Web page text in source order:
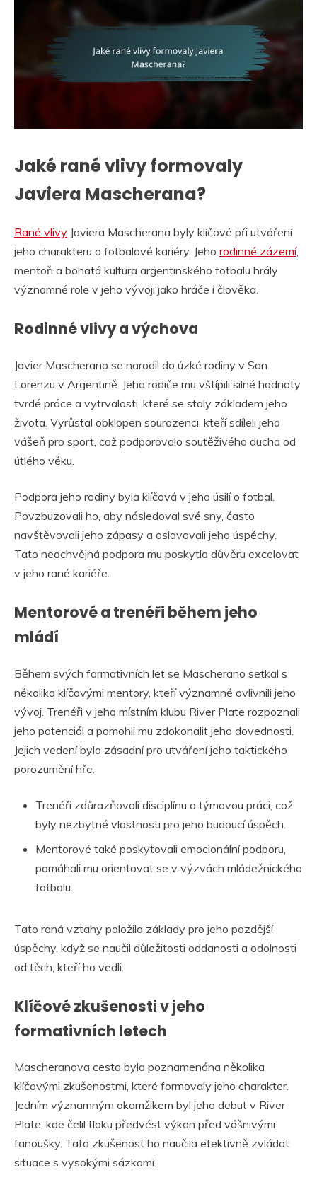
Jaké rané vlivy formovaly
Javiera Mascherana?
Rané vlivy Javiera Mascherana byly klíčové při utváření
jeho charakteru a fotbalové kariéry. Jeho rodinné zázemí,
mentoři a bohatá kultura argentinského fotbalu hrály
významné role v jeho vývoji jako hráče i člověka.
Rodinné vlivy a výchova
Javier Mascherano se narodil do úzké rodiny v San
Lorenzu v Argentině. Jeho rodiče mu vštípili silné hodnoty
tvrdé práce a vytrvalosti, které se staly základem jeho
života. Vyrůstal obklopen sourozenci, kteří sdíleli jeho
vášeň pro sport, což podporovalo soutěživého ducha od
útlého věku.
Podpora jeho rodiny byla klíčová v jeho úsilí o fotbal.
Povzbuzovali ho, aby následoval své sny, často
navštěvovali jeho zápasy a oslavovali jeho úspěchy.
Tato neochvějná podpora mu poskytla důvěru excelovat
v jeho rané kariéře.
Mentorové a trenéři během jeho
mládí
Během svých formativních let se Mascherano setkal s
několika klíčovými mentory, kteří významně ovlivnili jeho
vývoj. Trenéři v jeho místním klubu River Plate rozpoznali
jeho potenciál a pomohli mu zdokonalit jeho dovednosti.
Jejich vedení bylo zásadní pro utváření jeho taktického
porozumění hře.
Trenéři zdůrazňovali disciplínu a týmovou práci, což
byly nezbytné vlastnosti pro jeho budoucí úspěch.
Mentorové také poskytovali emocionální podporu,
pomáhali mu orientovat se v výzvách mládežnického
fotbalu.
Tato raná vztahy položila základy pro jeho pozdější
úspěchy, když se naučil důležitosti oddanosti a odolnosti
od těch, kteří ho vedli.
Klíčové zkušenosti v jeho
formativních letech
Mascheranova cesta byla poznamenána několika
klíčovými zkušenostmi, které formovaly jeho charakter.
Jedním významným okamžikem byl jeho debut v River
Plate, kde čelil tlaku předvést výkon před vášnivými
fanoušky. Tato zkušenost ho naučila efektivně zvládat
situace s vysokými sázkami.